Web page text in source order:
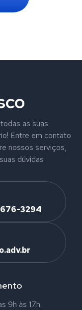
as suas
Entre em contato
nossos serviços,
dúvidas
3294
9h às 17h